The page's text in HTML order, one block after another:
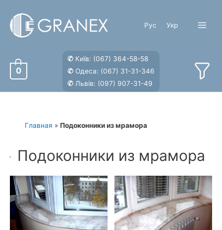
содержимому
Рус Укр
0
✆ Київ: (067) 364-58-58
✆ Одеса: (067) 31-31-346
✆ Львів: (097) 907-31-49
Главная » Подоконники из мрамора
Подоконники из мрамора